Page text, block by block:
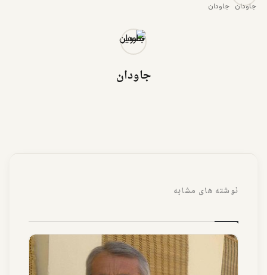
جاودان
جاودان
نوشته های مشابه